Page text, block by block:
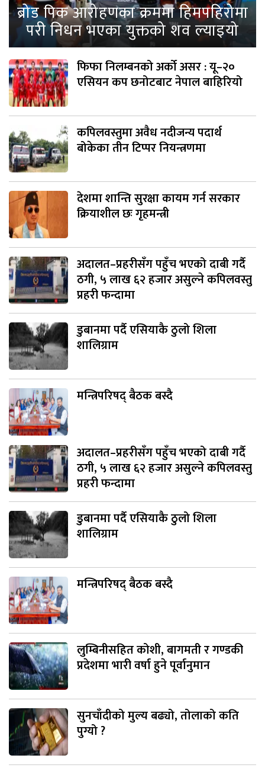
ब्रोड पिक आरोहणका क्रममा हिमपहिरोमा
परी निधन भएका युक्तको शव ल्याइयो
फिफा निलम्बनको अर्को असर : यू–२०
एसियन कप छनोटबाट नेपाल बाहिरियो
कपिलवस्तुमा अवैध नदीजन्य पदार्थ
बोकेका तीन टिप्पर नियन्त्रणमा
देशमा शान्ति सुरक्षा कायम गर्न सरकार
क्रियाशील छः गृहमन्त्री
अदालत–प्रहरीसँग पहुँच भएको दाबी गर्दै
ठगी, ५ लाख ६२ हजार असुल्ने कपिलवस्तु
प्रहरी फन्दामा
डुबानमा पर्दै एसियाकै ठुलो शिला
शालिग्राम
मन्त्रिपरिषद् बैठक बस्दै
अदालत–प्रहरीसँग पहुँच भएको दाबी गर्दै
ठगी, ५ लाख ६२ हजार असुल्ने कपिलवस्तु
प्रहरी फन्दामा
डुबानमा पर्दै एसियाकै ठुलो शिला
शालिग्राम
मन्त्रिपरिषद् बैठक बस्दै
लुम्बिनीसहित कोशी, बागमती र गण्डकी
प्रदेशमा भारी वर्षा हुने पूर्वानुमान
सुनचाँदीको मुल्य बढ्यो, तोलाको कति
पुग्यो ?